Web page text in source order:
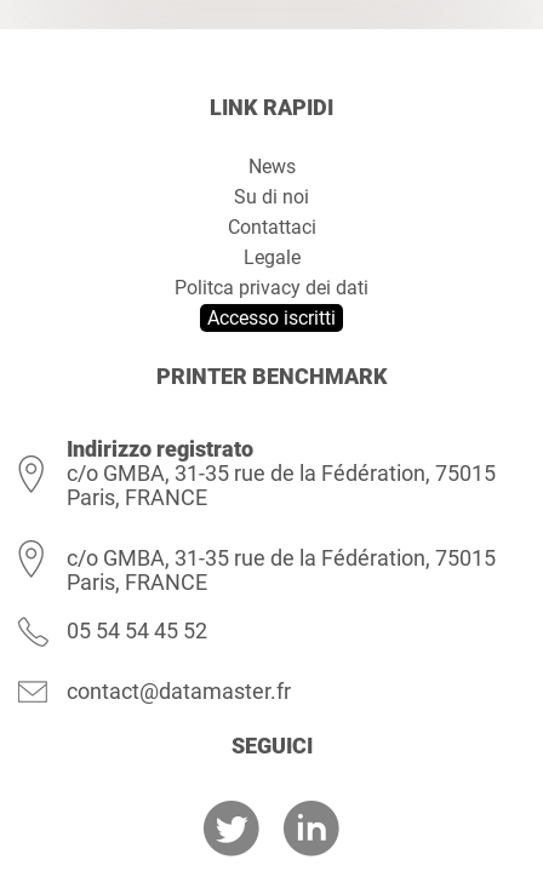
LINK RAPIDI
News
Su di noi
Contattaci
Legale
Politca privacy dei dati
Accesso iscritti
PRINTER BENCHMARK
Indirizzo registrato
c/o GMBA, 31-35 rue de la Fédération, 75015
Paris, FRANCE
c/o GMBA, 31-35 rue de la Fédération, 75015
Paris, FRANCE
05 54 54 45 52
contact@datamaster.fr
SEGUICI